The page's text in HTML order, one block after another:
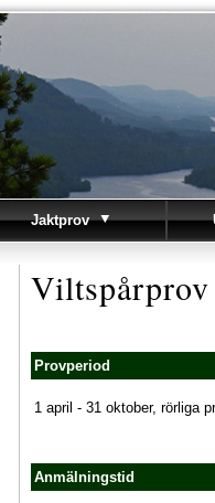
Jaktprov
Viltspårprov
Provperiod
1 april - 31 oktober, rörliga
Anmälningstid